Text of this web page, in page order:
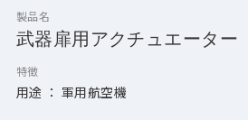
製品名
武器扉用アクチュエーター
特徴
用途 ： 軍用航空機